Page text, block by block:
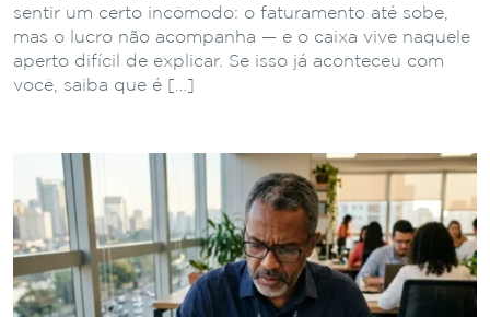
sentir um certo incômodo: o faturamento até sobe,
mas o lucro não acompanha — e o caixa vive naquele
aperto difícil de explicar. Se isso já aconteceu com
você, saiba que é […]